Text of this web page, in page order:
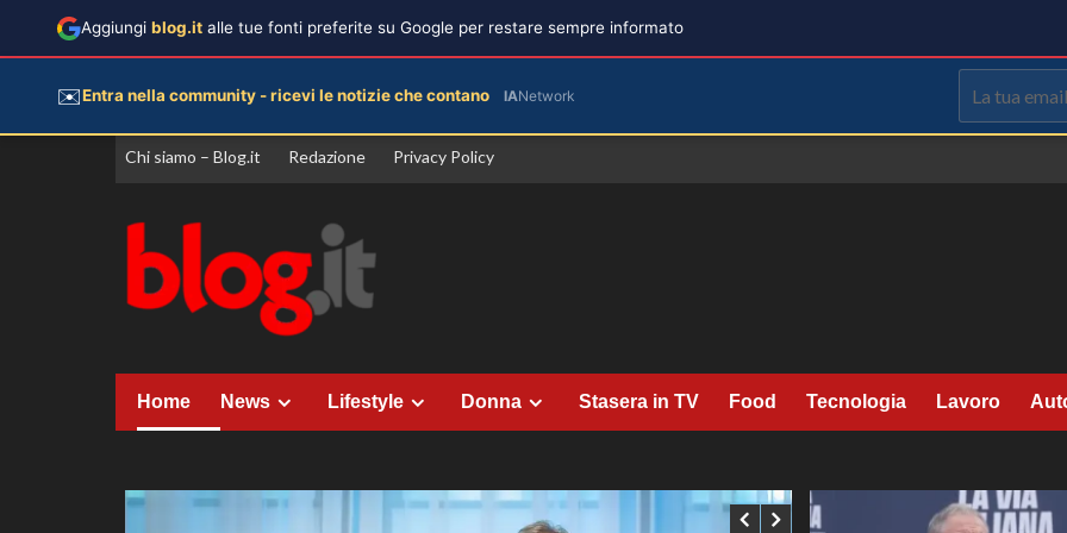
Vai
Chi siamo – Blog.it Redazione Privacy Policy
Home News Lifestyle Donna Stasera in TV Food Tecnologia Lavoro
Aggiungi blog.it alle tue fonti preferite su Google per restare sempre informato
✉️Entra nella community - ricevi le notizie che contano IANetwork